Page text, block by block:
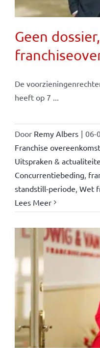
Geen
De
heeft op 7 ...
Door Remy Albers | 06-
Franchise
Uitspraken &
Concurrentiebeding
standstill-periode Wet
Lees Meer